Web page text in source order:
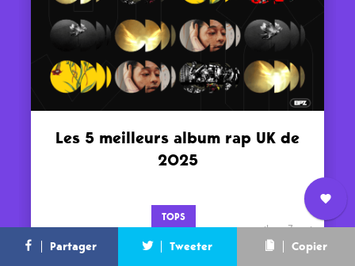
L’équipe
Nous
rejoindre
Newsletter
Partager Tweeter Copier
Les 5 meilleurs album rap UK de
2025
TOPS
il y a 7 mois